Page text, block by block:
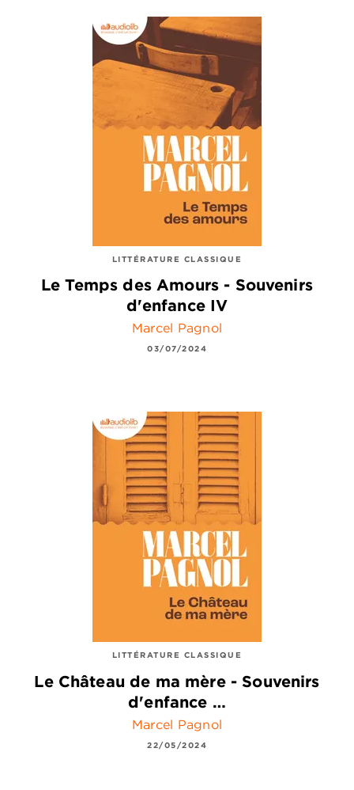
LITTÉRATURE CLASSIQUE
Le Temps des Amours - Souvenirs
d'enfance IV
Marcel Pagnol
03/07/2024
LITTÉRATURE CLASSIQUE
Le Château de ma mère - Souvenirs
d'enfance …
Marcel Pagnol
22/05/2024